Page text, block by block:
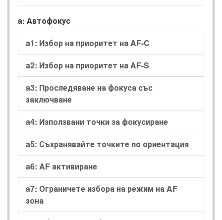
a: Автофокус
a1: Избор на приоритет на AF-C
a2: Избор на приоритет на AF-S
a3: Проследяване на фокуса със
заключване
a4: Използвани точки за фокусиране
a5: Съхранявайте точките по ориентация
a6: AF активиране
a7: Ограничете избора на режим на AF
зона